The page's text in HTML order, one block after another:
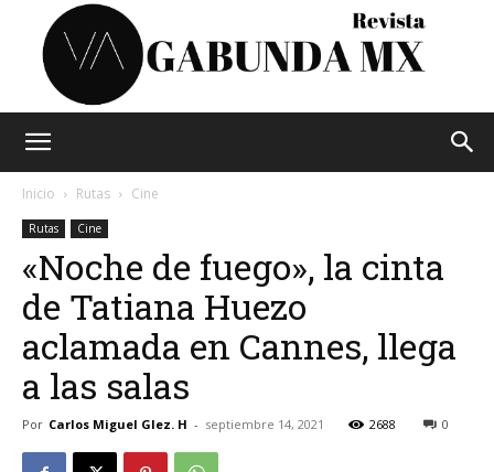
Mx
Inicio Rutas Cine
Rutas Cine
«Noche de fuego», la cinta
de Tatiana Huezo
aclamada en Cannes, llega
a las salas
Por Carlos Miguel Glez. H - septiembre 14, 2021 2688 0